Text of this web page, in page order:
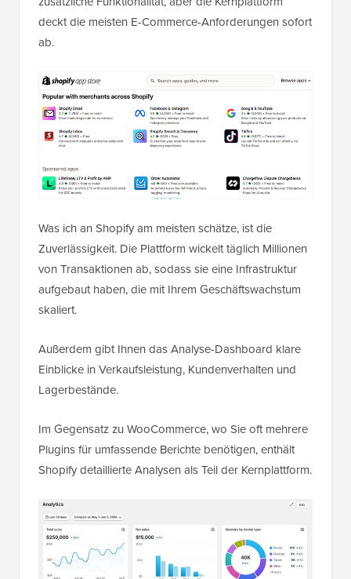
deckt die meisten E-Commerce-Anforderungen sofort
ab.
Was ich an Shopify am meisten schätze, ist die
Zuverlässigkeit. Die Plattform wickelt täglich Millionen
von Transaktionen ab, sodass sie eine Infrastruktur
aufgebaut haben, die mit Ihrem Geschäftswachstum
skaliert.
Außerdem gibt Ihnen das Analyse-Dashboard klare
Einblicke in Verkaufsleistung, Kundenverhalten und
Lagerbestände.
Im Gegensatz zu WooCommerce, wo Sie oft mehrere
Plugins für umfassende Berichte benötigen, enthält
Shopify detaillierte Analysen als Teil der Kernplattform.